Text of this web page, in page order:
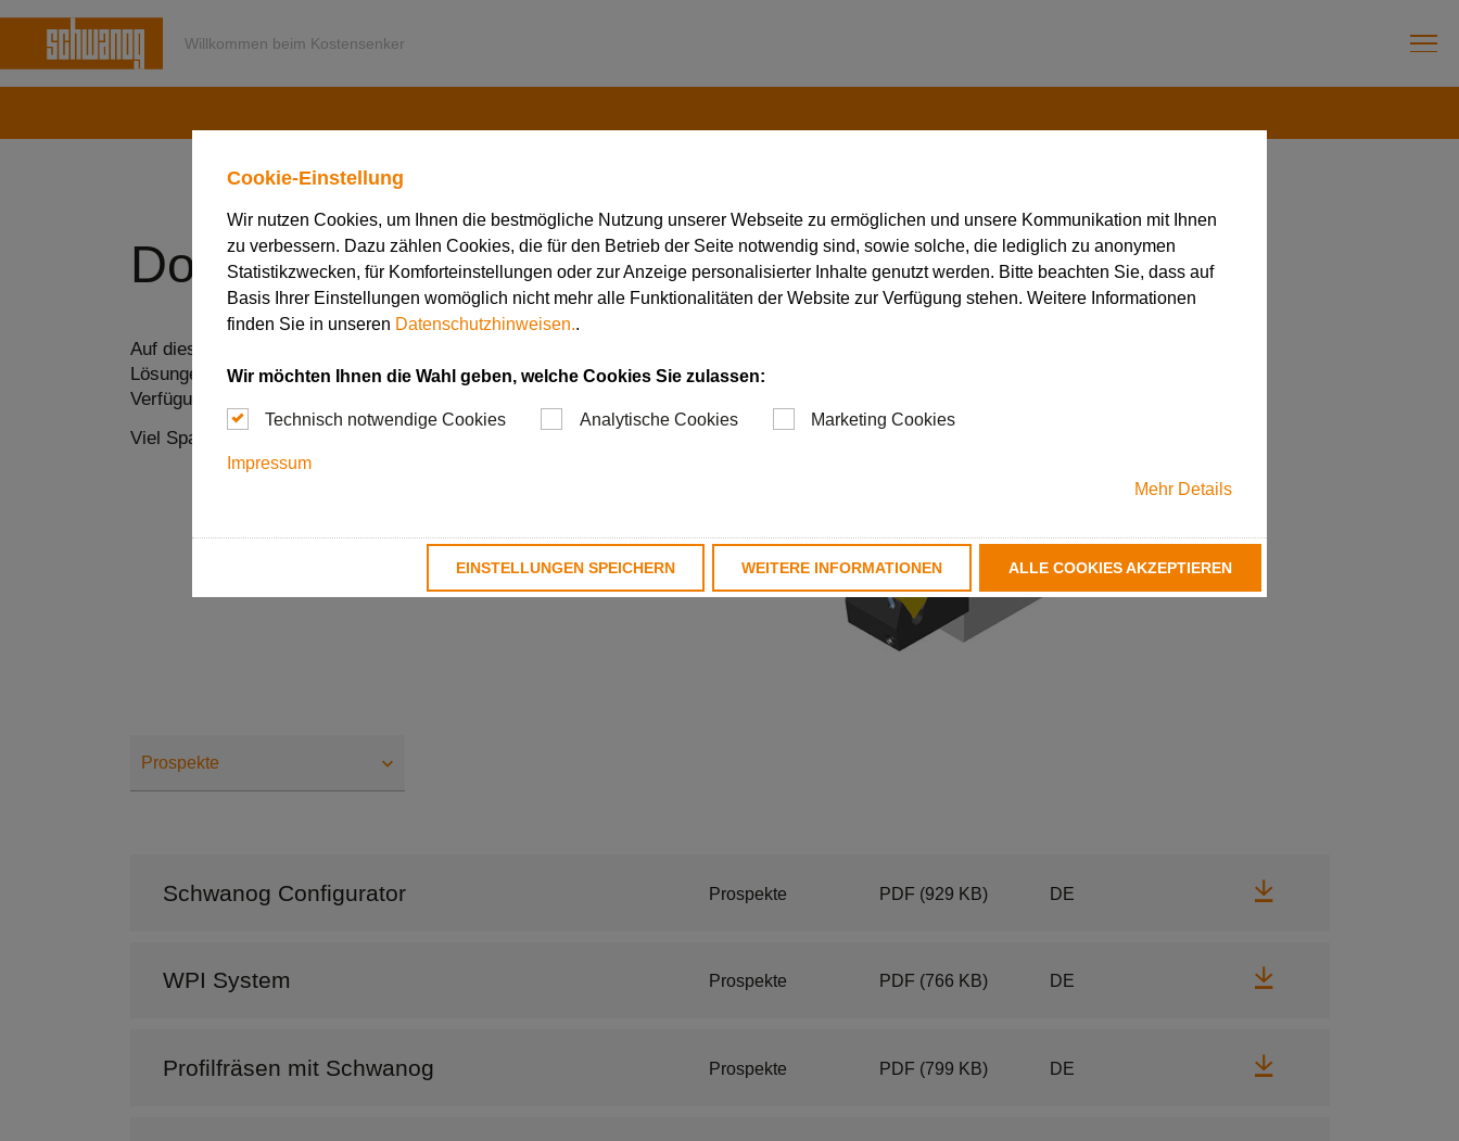
Cookie-Einstellung
Wir nutzen Cookies, um Ihnen die bestmögliche Nutzung unserer Webseite zu ermöglichen und unsere Kommunikation mit Ihnen
zu verbessern. Dazu zählen Cookies, die für den Betrieb der Seite notwendig sind, sowie solche, die lediglich zu anonymen
Statistikzwecken, für Komforteinstellungen oder zur Anzeige personalisierter Inhalte genutzt werden. Bitte beachten Sie, dass auf
Basis Ihrer Einstellungen womöglich nicht mehr alle Funktionalitäten der Website zur Verfügung stehen. Weitere Informationen
finden Sie in unseren Datenschutzhinweisen..
Wir möchten Ihnen die Wahl geben, welche Cookies Sie zulassen:
Technisch notwendige Cookies Analytische Cookies Marketing Cookies
Impressum
Mehr Details
EINSTELLUNGEN SPEICHERN WEITERE INFORMATIONEN ALLE COOKIES AKZEPTIEREN
Willkommen beim Kostensenker
Downloads
Auf dieser Seite stehen Ihnen eine Vielzahl von technologischen
Lösungen und Infos aus der Welt von Schwanog zum Download zur
Verfügung.
Viel Spaß beim Stöbern!
Prospekte
Schwanog Configurator Prospekte PDF (929 KB) DE
WPI System Prospekte PDF (766 KB) DE
Profilfräsen mit Schwanog Prospekte PDF (799 KB) DE